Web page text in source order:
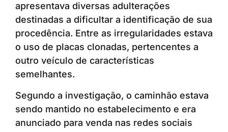
apresentava diversas adulterações
destinadas a dificultar a identificação de sua
procedência. Entre as irregularidades estava
o uso de placas clonadas, pertencentes a
outro veículo de características
semelhantes.
Segundo a investigação, o caminhão estava
sendo mantido no estabelecimento e era
anunciado para venda nas redes sociais